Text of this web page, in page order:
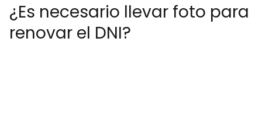
¿Es necesario llevar foto para
renovar el DNI?